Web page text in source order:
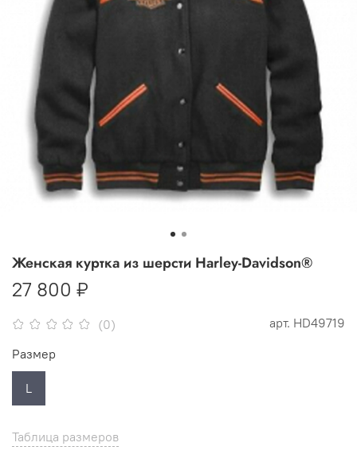
(0) арт. HD49719
Женская куртка из шерсти Harley-Davidson®
27 800 ₽
Таблица размеров
Размер
L